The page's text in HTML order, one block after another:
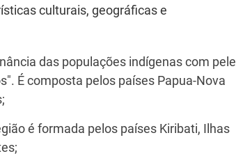
culturais, geográficas e
das populações indígenas com pele
É composta pelos países Papua-Nova
é formada pelos países Kiribati, Ilhas